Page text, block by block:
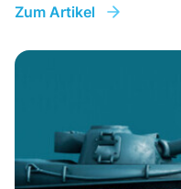
Zum Artikel